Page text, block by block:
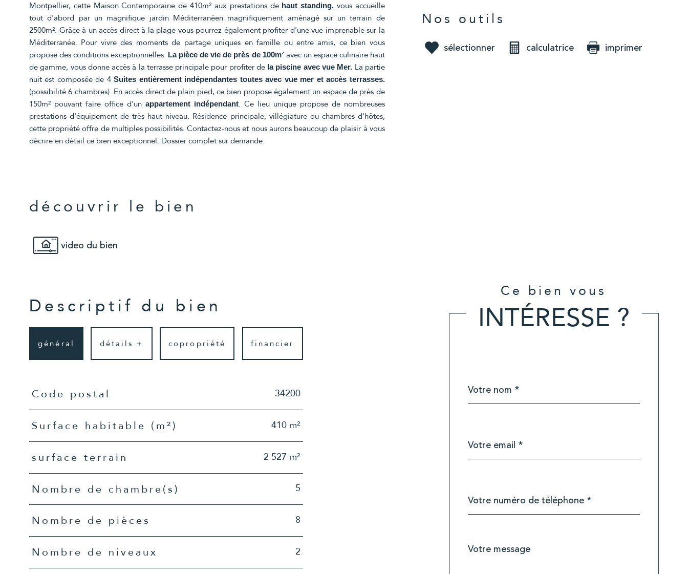
Montpellier, cette Maison Contemporaine de 410m² aux prestations de haut standing, vous accueille
tout d'abord par un magnifique jardin Méditerranéen magnifiquement aménagé sur un terrain de
2500m². Grâce à un accès direct à la plage vous pourrez également profiter d'une vue imprenable sur la
Méditerranée. Pour vivre des moments de partage uniques en famille ou entre amis, ce bien vous
propose des conditions exceptionnelles. La pièce de vie de près de 100m²avec un espace culinaire haut
de gamme, vous donne accès à la terrasse principale pour profiter de la piscine avec vue Mer. La partie
nuit est composée de 4Suites entièrement indépendantes toutes avec vue mer et accès terrasses.
(possibilité 6 chambres). En accès direct de plain pied, ce bien propose également un espace de près de
150m² pouvant faire office d'un appartement indépendant. Ce lieu unique propose de nombreuses
prestations d'équipement de très haut niveau. Résidence principale, villégiature ou chambres d'hôtes,
cette propriété offre de multiples possibilités. Contactez-nous et nous aurons beaucoup de plaisir à vous
décrire en détail ce bien exceptionnel. Dossier complet sur demande.
Nos outils
sélectionner calculatrice imprimer
découvrir le bien
video du bien
Descriptif du bien
général détails + copropriété financier
TRAD_PAMPERO_Caracteristique
Code postal 34200
Surface habitable (m²) 410 m²
surface terrain 2 527 m²
Nombre de chambre(s) 5
Nombre de pièces 8
Nombre de niveaux 2
Ce bien vous
INTÉRESSE ?
par
*
*
*
Fieldset
Message
*